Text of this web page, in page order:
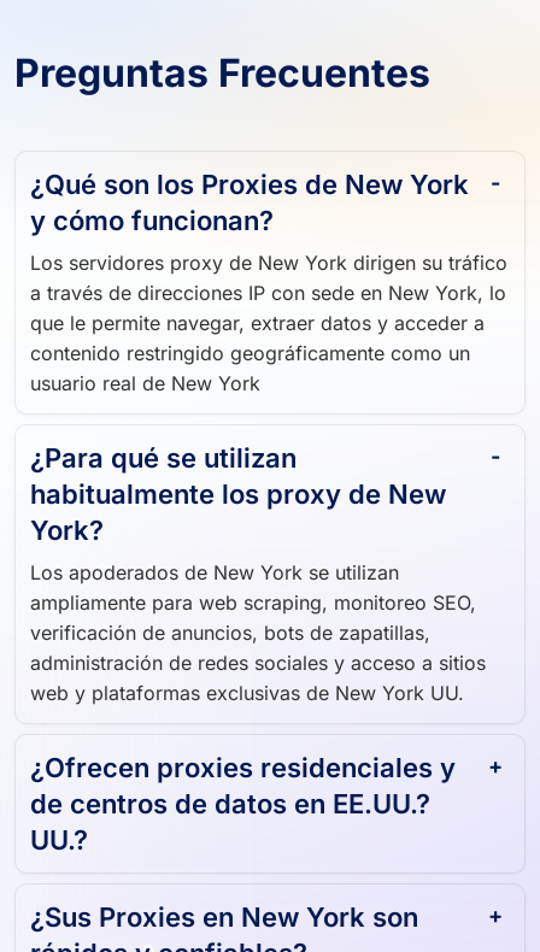
Preguntas Frecuentes
¿Qué son los Proxies de New York
y cómo funcionan?
Los servidores proxy de New York dirigen su tráfico
a través de direcciones IP con sede en New York, lo
que le permite navegar, extraer datos y acceder a
contenido restringido geográficamente como un
usuario real de New York
¿Para qué se utilizan
habitualmente los proxy de New
York?
Los apoderados de New York se utilizan
ampliamente para web scraping, monitoreo SEO,
verificación de anuncios, bots de zapatillas,
administración de redes sociales y acceso a sitios
web y plataformas exclusivas de New York UU.
¿Ofrecen proxies residenciales y
de centros de datos en EE.UU.?
UU.?
¿Sus Proxies en New York son